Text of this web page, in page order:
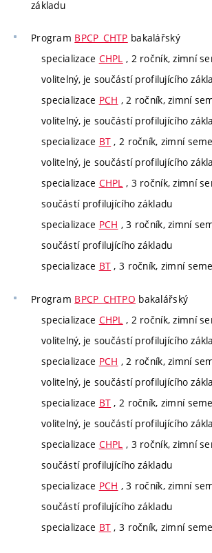
základu
Program BPCP_CHTP bakalářský
specializace CHPL , 2 ročník, zimní
volitelný, je součástí profilujícího
specializace PCH , 2 ročník, zimní
volitelný, je součástí profilujícího
specializace BT , 2 ročník, zimní
volitelný, je součástí profilujícího
specializace CHPL , 3 ročník, zimní
součástí profilujícího základu
specializace PCH , 3 ročník, zimní
součástí profilujícího základu
specializace BT , 3 ročník, zimní
Program BPCP_CHTPO bakalářský
specializace CHPL , 2 ročník, zimní
volitelný, je součástí profilujícího
specializace PCH , 2 ročník, zimní
volitelný, je součástí profilujícího
specializace BT , 2 ročník, zimní
volitelný, je součástí profilujícího
specializace CHPL , 3 ročník, zimní
součástí profilujícího základu
specializace PCH , 3 ročník, zimní
součástí profilujícího základu
specializace BT , 3 ročník, zimní